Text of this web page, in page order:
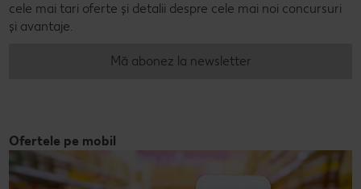
cele mai tari oferte și detalii despre cele mai noi concursuri
și avantaje.
Mă abonez la newsletter
Ofertele pe mobil